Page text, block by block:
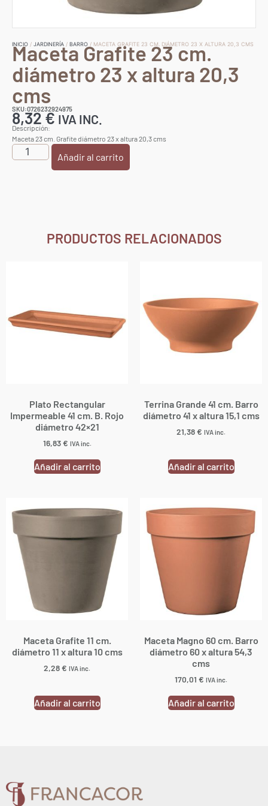
INICIO / JARDINERÍA / BARRO / MACETA GRAFITE 23 CM. DIÁMETRO 23 X ALTURA 20,3 CMS
Maceta Grafite 23 cm.
diámetro 23 x altura 20,3
cms
SKU:0726232924975
8,32€ IVA INC.
Descripción:
Maceta 23 cm. Grafite diámetro 23 x altura 20,3 cms
Añadir al carrito
PRODUCTOS RELACIONADOS
Plato Rectangular
Impermeable 41 cm. B. Rojo
diámetro 42×21
16,83€ IVA inc.
Añadir al carrito
Terrina Grande 41 cm. Barro
diámetro 41 x altura 15,1 cms
21,38€ IVA inc.
Añadir al carrito
Maceta Grafite 11 cm.
diámetro 11 x altura 10 cms
2,28€ IVA inc.
Añadir al carrito
Maceta Magno 60 cm. Barro
diámetro 60 x altura 54,3
cms
170,01 € IVA inc.
Añadir al carrito